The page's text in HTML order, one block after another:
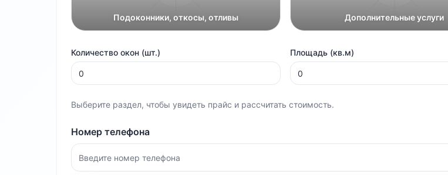
Подоконники, откосы, отливы Дополнительные услуги
Количество окон (шт.) Площадь (кв.м)
Выберите раздел, чтобы увидеть прайс и рассчитать стоимость.
Номер телефона